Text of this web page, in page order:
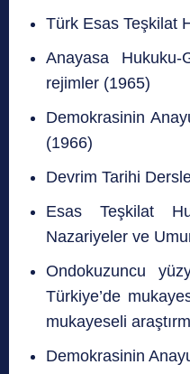
Türk Esas Teşkilat
Anayasa
rejimler (1965)
Demokrasinin
(1966)
Devrim Tarihi
Esas Teşkilat
Nazariyeler ve
Ondokuzuncu
Türkiye’de
mukayeseli
Demokrasinin